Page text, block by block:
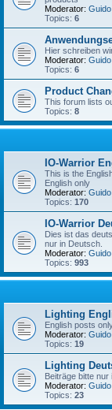
Moderator:
Topics: 6
Hier schreiben
Moderator:
Topics: 6
Product
This forum lists
Topics: 8
IO-Warrior
This is the
English only
Moderator:
Topics: 170
IO-Warrior
Dies ist das
nur in Deutsch.
Moderator:
Topics: 993
Lighting
English posts
Moderator:
Topics: 19
Lighting
Beiträge bitte nur
Moderator:
Topics: 23